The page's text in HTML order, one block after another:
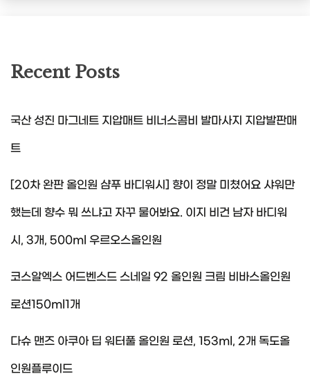
Recent Posts
국산 성진 마그네트 지압매트 비너스콤비 발마사지 지압발판매
트
[20차 완판 올인원 샴푸 바디워시] 향이 정말 미쳤어요 샤워만
했는데 향수 뭐 쓰냐고 자꾸 물어봐요. 이지 비건 남자 바디워
시, 3개, 500ml 우르오스올인원
코스알엑스 어드벤스드 스네일 92 올인원 크림 비바스올인원
로션150ml1개
다슈 맨즈 아쿠아 딥 워터풀 올인원 로션, 153ml, 2개 독도올
인원플루이드